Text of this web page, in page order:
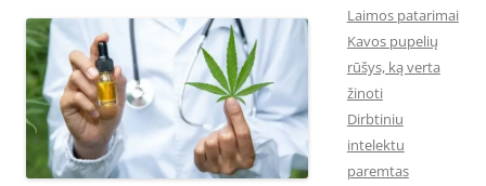
Laimos patarimai
Kavos pupelių
rūšys, ką verta
žinoti
Dirbtiniu
intelektu
paremtas